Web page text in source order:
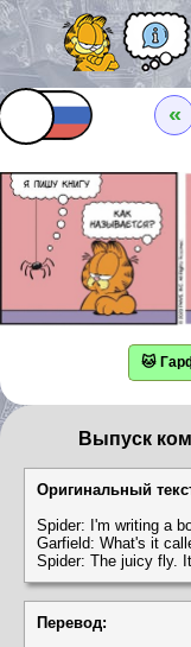
«
🐱
Выпуск
Оригинальный
Spider: I'm writing a
Garfield: What's it
Spider: The juicy fly.
Перевод: